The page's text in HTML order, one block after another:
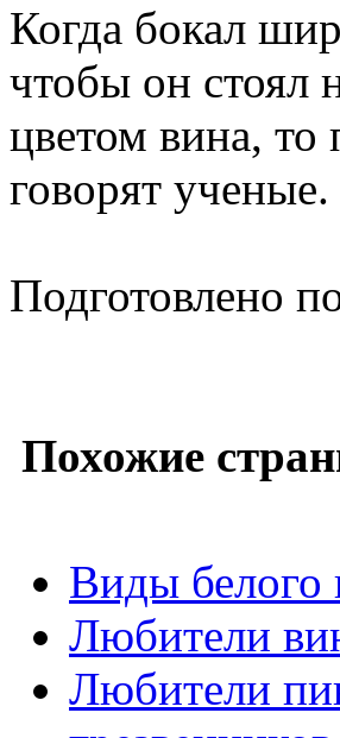
Когда бокал
чтобы он стоял
цветом вина, то
говорят ученые.
Подготовлено
Похожие
Виды белого
Любители
Любители